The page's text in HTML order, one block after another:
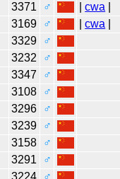
3371 ♂ |cwa
3169 ♂ |cwa
3329
♂
3232
♂
3347
♂
3108
♂
3296
♂
3239
♂
3158
♂
3291
♂
3224
♂